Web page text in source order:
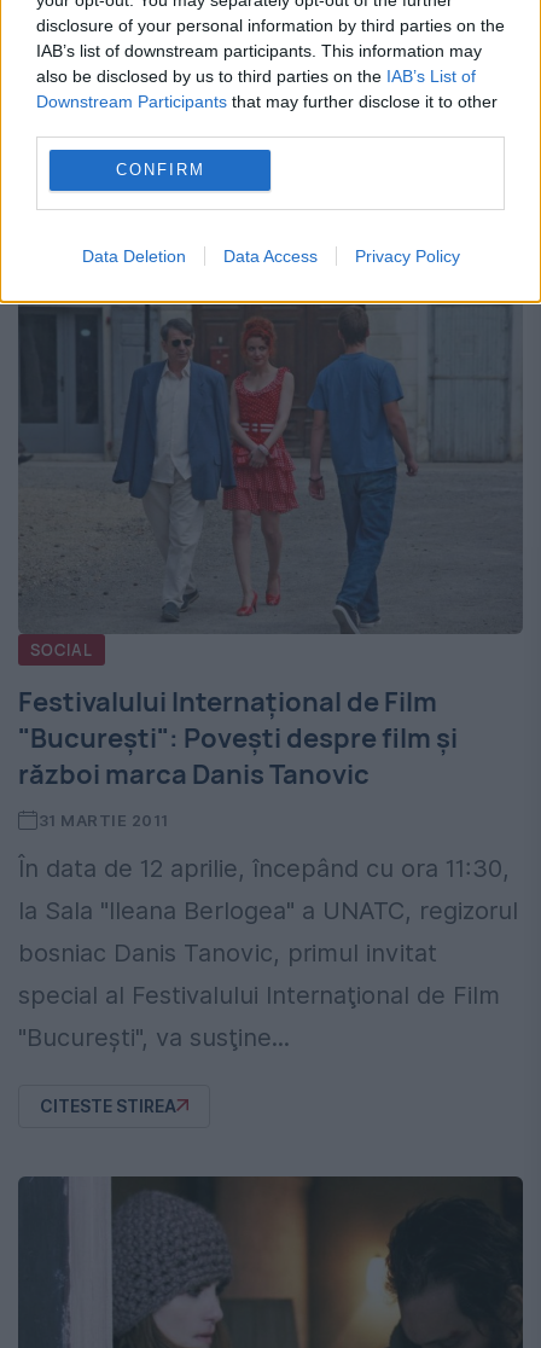
disclosure of your personal information by third parties on the
IAB’s list of downstream participants. This information may
also be disclosed by us to third parties on the IAB’s List of
Downstream Participants that may further disclose it to other
CONFIRM
Data Deletion Data Access Privacy Policy
divorţ al soţilor Monica şi Irinel
Columbeanu. Monica Columbeanu a
înregistrat...
SOCIAL
Festivalului Internaţional de Film
"Bucureşti": Poveşti despre film şi
război marca Danis Tanovic
31 MARTIE 2011
În data de 12 aprilie, începând cu ora 11:30,
la Sala "Ileana Berlogea" a UNATC, regizorul
bosniac Danis Tanovic, primul invitat
special al Festivalului Internaţional de Film
"Bucureşti", va susţine...
CITESTE STIREA